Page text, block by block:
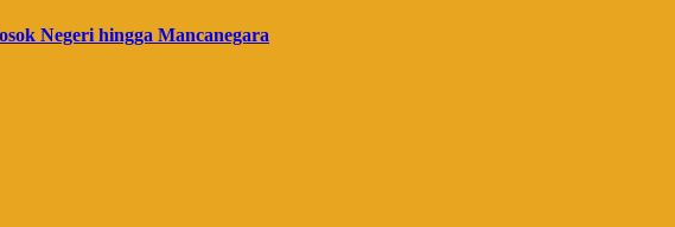
Negeri hingga Mancanegara